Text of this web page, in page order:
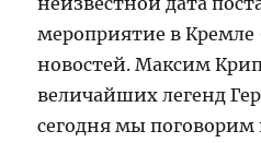
мероприятие в Кремле
новостей. Максим
величайших легенд
сегодня мы